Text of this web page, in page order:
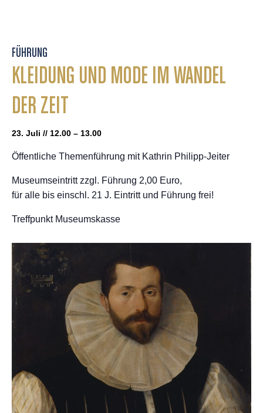
FÜHRUNG
KLEIDUNG UND MODE IM WANDEL
DER ZEIT
23. Juli // 12.00 – 13.00
Öffentliche Themenführung mit Kathrin Philipp-Jeiter
Museumseintritt zzgl. Führung 2,00 Euro,
für alle bis einschl. 21 J. Eintritt und Führung frei!
Treffpunkt Museumskasse